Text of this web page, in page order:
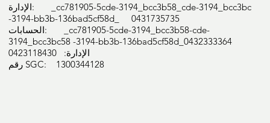
الإدارة: _cc781905-5cde-3194_bcc3b58_cde-3194_bcc3bc
-3194-bb3b-136bad5cf58d_ 0431735735
الحسابات: _cc781905-5cde-3194_bcc3b58-cde-
3194_bcc3bc58 -3194-bb3b-136bad5cf58d_0432333364
الإدارة: 0423118430
رقم SGC: 1300344128